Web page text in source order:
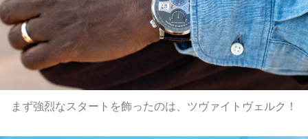
まず強烈なスタートを飾ったのは、ツヴァイトヴェルク！